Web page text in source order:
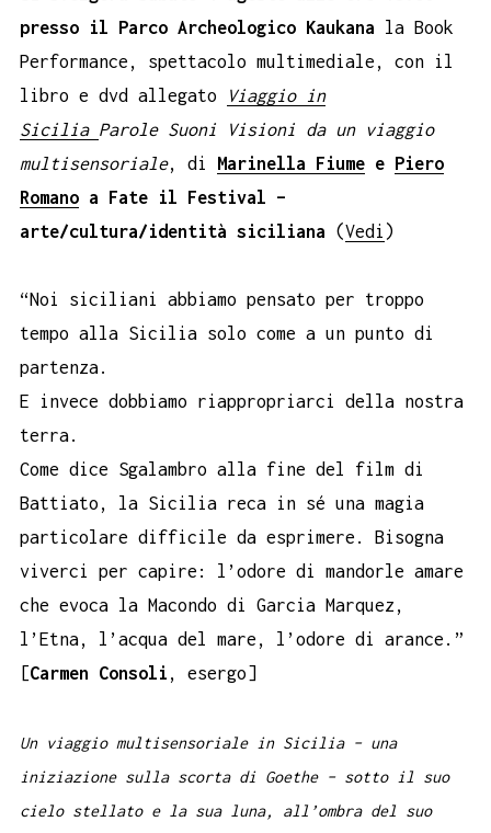
presso il Parco Archeologico Kaukana la Book
Performance, spettacolo multimediale, con il
libro e dvd allegato
Viaggio in
Sicilia Parole Suoni Visioni da un viaggio
multisensoriale, di Marinella Fiume e Piero
Romano a Fate il Festival –
arte/cultura/identità siciliana (Vedi )
“Noi siciliani abbiamo pensato per troppo
tempo alla Sicilia solo come a un punto di
partenza.
E invece dobbiamo riappropriarci della nostra
terra.
Come dice Sgalambro alla fine del film di
Battiato, la Sicilia reca in sé una magia
particolare difficile da esprimere. Bisogna
viverci per capire: l’odore di mandorle amare
che evoca la Macondo di Garcia Marquez,
l’Etna, l’acqua del mare, l’odore di arance.”
[Carmen Consoli , esergo]
Un viaggio multisensoriale in Sicilia – una
iniziazione sulla scorta di Goethe – sotto il suo
cielo stellato e la sua luna, all’ombra del suo